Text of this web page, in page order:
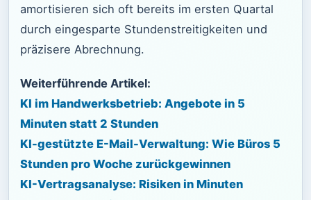
amortisieren sich oft bereits im ersten Quartal
durch eingesparte Stundenstreitigkeiten und
präzisere Abrechnung.
Weiterführende Artikel:
KI im Handwerksbetrieb: Angebote in 5
Minuten statt 2 Stunden
KI-gestützte E-Mail-Verwaltung: Wie Büros 5
Stunden pro Woche zurückgewinnen
KI-Vertragsanalyse: Risiken in Minuten